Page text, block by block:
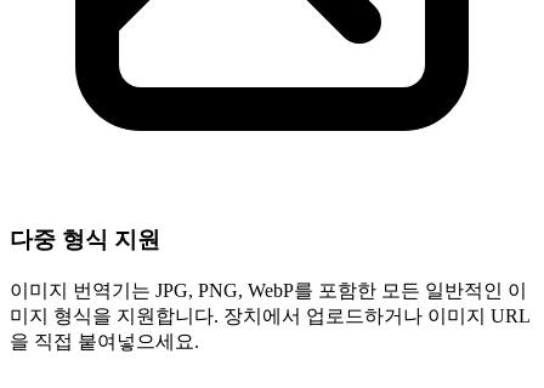
다중 형식 지원
이미지 번역기는 JPG, PNG, WebP를 포함한 모든 일반적인 이
미지 형식을 지원합니다. 장치에서 업로드하거나 이미지 URL
을 직접 붙여넣으세요.